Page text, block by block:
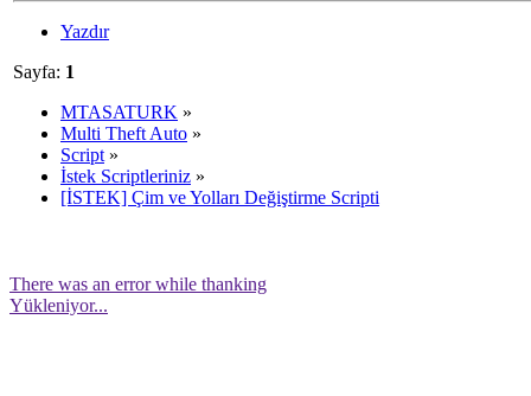
Yazdır
Sayfa: 1
MTASATURK »
Multi Theft Auto »
Script »
İstek Scriptleriniz »
[İSTEK] Çim ve Yolları Değiştirme Scripti
There was an error while thanking
Yükleniyor...